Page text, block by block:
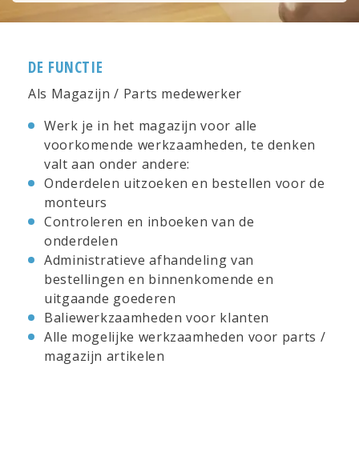
DE FUNCTIE
Als Magazijn / Parts medewerker
Werk je in het magazijn voor alle
voorkomende werkzaamheden, te denken
valt aan onder andere:
Onderdelen uitzoeken en bestellen voor de
monteurs
Controleren en inboeken van de
onderdelen
Administratieve afhandeling van
bestellingen en binnenkomende en
uitgaande goederen
Baliewerkzaamheden voor klanten
Alle mogelijke werkzaamheden voor parts /
magazijn artikelen